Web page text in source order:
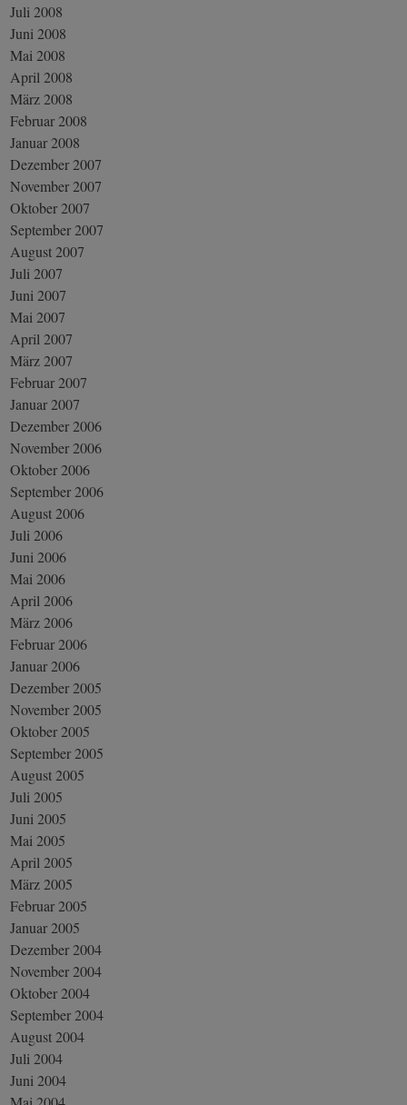
Juli 2008
Juni 2008
Mai 2008
April 2008
März 2008
Februar 2008
Januar 2008
Dezember 2007
November 2007
Oktober 2007
September 2007
August 2007
Juli 2007
Juni 2007
Mai 2007
April 2007
März 2007
Februar 2007
Januar 2007
Dezember 2006
November 2006
Oktober 2006
September 2006
August 2006
Juli 2006
Juni 2006
Mai 2006
April 2006
März 2006
Februar 2006
Januar 2006
Dezember 2005
November 2005
Oktober 2005
September 2005
August 2005
Juli 2005
Juni 2005
Mai 2005
April 2005
März 2005
Februar 2005
Januar 2005
Dezember 2004
November 2004
Oktober 2004
September 2004
August 2004
Juli 2004
Juni 2004